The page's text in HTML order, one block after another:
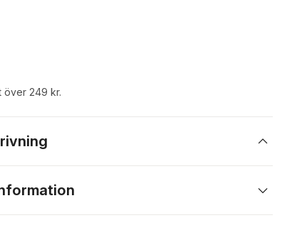
över 249 kr.